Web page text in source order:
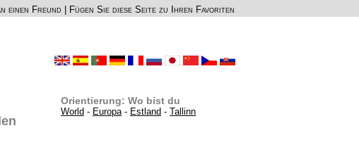
einen Freund Fügen Sie diese Seite zu Ihren Favoriten
Orientierung: Wo bist du
World - Europa- Estland - Tallinn